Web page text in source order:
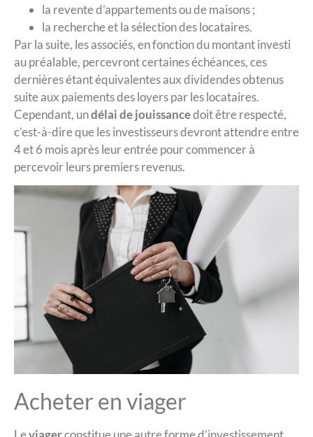
la revente d’appartements ou de maisons ;
la recherche et la sélection des locataires.
Par la suite, les associés, en fonction du montant investi
au préalable, percevront certaines échéances, ces
dernières étant équivalentes aux dividendes obtenus
suite aux paiements des loyers par les locataires.
Cependant, undélai de jouissancedoit être respecté,
c’est-à-dire que les investisseurs devront attendre entre
4 et 6 mois après leur entrée pour commencer à
percevoir leurs premiers revenus.
Acheter en viager